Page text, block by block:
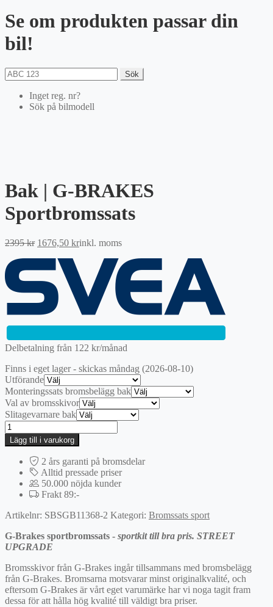
Se om produkten passar din
bil!
Sök
Inget reg. nr?
Sök på bilmodell
Bak | G-BRAKES
Sportbromssats
2395kr Det
2395 kr.
1676,50 krDet
är:
1676,50 kr.
inkl. moms
Delbetalning från 122 kr/månad
Finns i eget lager - skickas måndag (2026-08-10)
Utförande
Monteringssats bromsbelägg bak
Val av bromsskivor
Slitagevarnare bak
Bak
|
G-
BRAKES
Sportbromssats
mängd
Lägg till i varukorg
2 års garanti på bromsdelar
Alltid pressade priser
50.000 nöjda kunder
Frakt 89:-
Artikelnr: SBSGB11368-2 Kategori: Bromssats sport
G-Brakes sportbromssats - sportkit till bra pris. STREET
UPGRADE
Bromsskivor från G-Brakes ingår tillsammans med bromsbelägg
från G-Brakes. Bromsarna motsvarar minst originalkvalité, och
eftersom G-Brakes är vårt eget varumärke har vi noga tagit fram
dessa för att hålla hög kvalité till väldigt bra priser.